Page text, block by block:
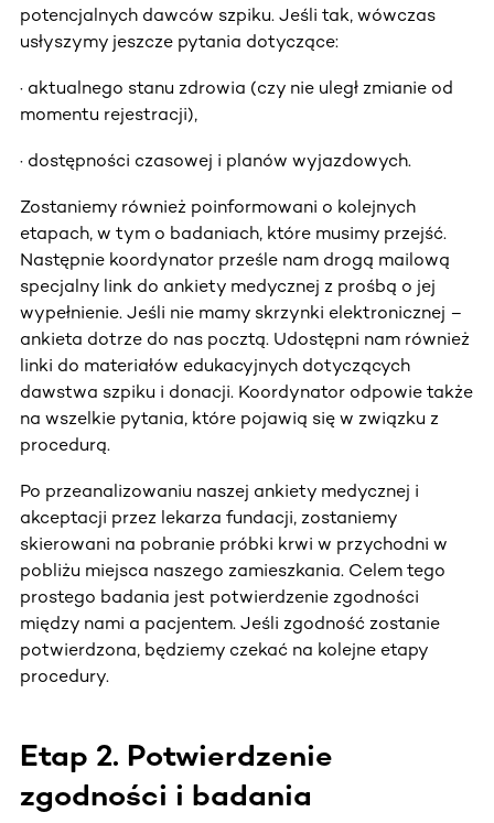
potencjalnych dawców szpiku. Jeśli tak, wówczas
usłyszymy jeszcze pytania dotyczące:
· aktualnego stanu zdrowia (czy nie uległ zmianie od
momentu rejestracji),
· dostępności czasowej i planów wyjazdowych.
Zostaniemy również poinformowani o kolejnych
etapach, w tym o badaniach, które musimy przejść.
Następnie koordynator prześle nam drogą mailową
specjalny link do ankiety medycznej z prośbą o jej
wypełnienie. Jeśli nie mamy skrzynki elektronicznej –
ankieta dotrze do nas pocztą. Udostępni nam również
linki do materiałów edukacyjnych dotyczących
dawstwa szpiku i donacji. Koordynator odpowie także
na wszelkie pytania, które pojawią się w związku z
procedurą.
Po przeanalizowaniu naszej ankiety medycznej i
akceptacji przez lekarza fundacji, zostaniemy
skierowani na pobranie próbki krwi w przychodni w
pobliżu miejsca naszego zamieszkania. Celem tego
prostego badania jest potwierdzenie zgodności
między nami a pacjentem. Jeśli zgodność zostanie
potwierdzona, będziemy czekać na kolejne etapy
procedury.
Etap 2. Potwierdzenie
zgodności i badania